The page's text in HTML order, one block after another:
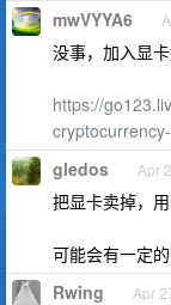
mwVYYA6
没事，加入显
https://
gledos Apr
把显卡卖掉，
可能会有一定
Rwing Apr